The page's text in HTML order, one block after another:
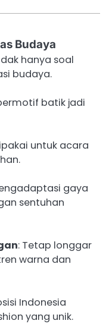
Budaya
hanya soal
budaya.
batik jadi
untuk acara
gaya
sentuhan
: Tetap longgar
warna dan
Indonesia
yang unik.